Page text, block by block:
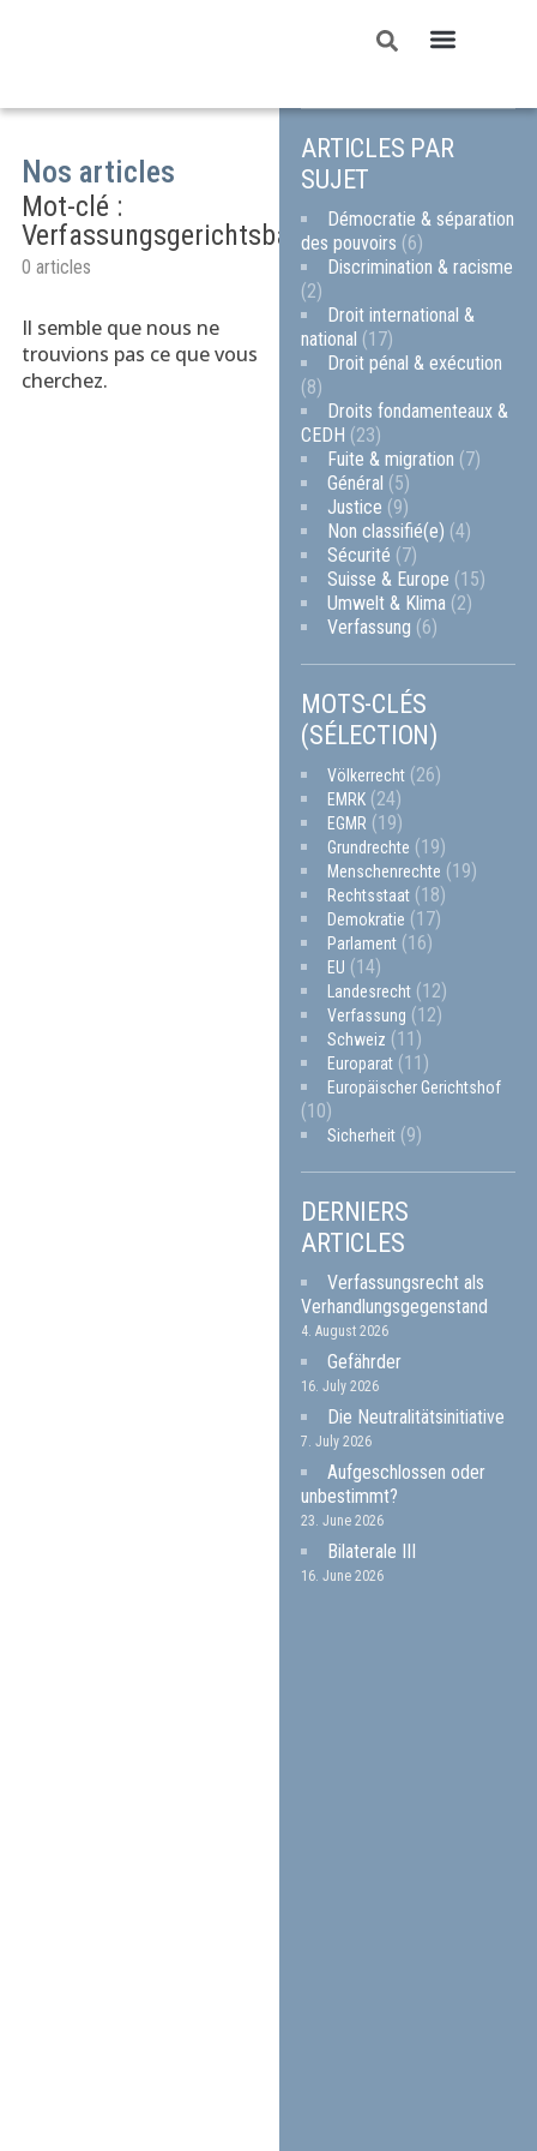
Nos articles
Mot-clé :
Verfassungsgerichtsbarkeit
0 articles
Il semble que nous ne
trouvions pas ce que vous
cherchez.
ARTICLES PAR
SUJET
Démocratie & séparation
des pouvoirs (6)
Discrimination & racisme
(2)
Droit international &
national (17)
Droit pénal & exécution
(8)
Droits fondamenteaux &
CEDH (23)
Fuite & migration (7)
Général (5)
Justice (9)
Non classifié(e) (4)
Sécurité (7)
Suisse & Europe (15)
Umwelt & Klima (2)
Verfassung (6)
MOTS-CLÉS
(SÉLECTION)
Völkerrecht (26)
EMRK (24)
EGMR (19)
Grundrechte (19)
Menschenrechte (19)
Rechtsstaat (18)
Demokratie (17)
Parlament (16)
EU (14)
Landesrecht (12)
Verfassung (12)
Schweiz (11)
Europarat (11)
Europäischer Gerichtshof
(10)
Sicherheit (9)
DERNIERS
ARTICLES
Verfassungsrecht als
Verhandlungsgegenstand
4. August 2026
Gefährder
16. July 2026
Die Neutralitätsinitiative
7. July 2026
Aufgeschlossen oder
unbestimmt?
23. June 2026
Bilaterale III
16. June 2026